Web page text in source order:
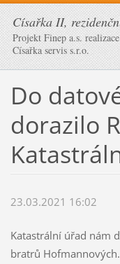
Císařka II,
Projekt Finep a.s.
Císařka servis s.r.o.
Do
dorazilo
23.03.2021 16:02
Katastrální úřad nám
bratrů